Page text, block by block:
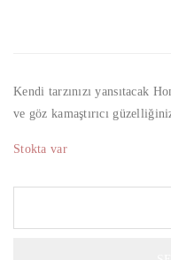
Kendi tarzınızı yansıtacak
ve göz kamaştırıcı
Stokta var